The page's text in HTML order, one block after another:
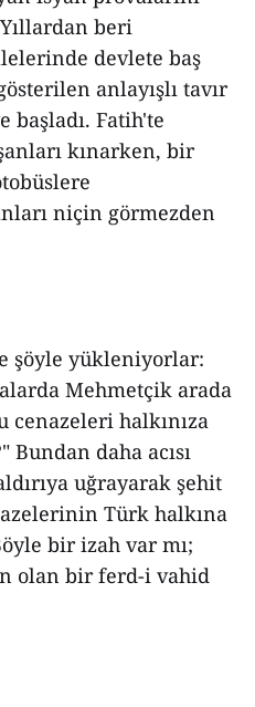
beri
devlete baş
anlayışlı tavır
başladı. Fatih'te
kınarken, bir
niçin görmezden
şöyle yükleniyorlar:
Mehmetçik arada
cenazeleri halkınıza
Bundan daha acısı
uğrayarak şehit
Türk halkına
bir izah var mı;
olan bir ferd-i vahid